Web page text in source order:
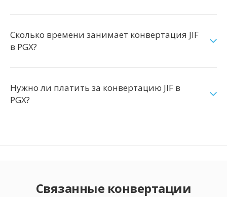
Сколько времени занимает конвертация JIF
в PGX?
Нужно ли платить за конвертацию JIF в
PGX?
Связанные конвертации